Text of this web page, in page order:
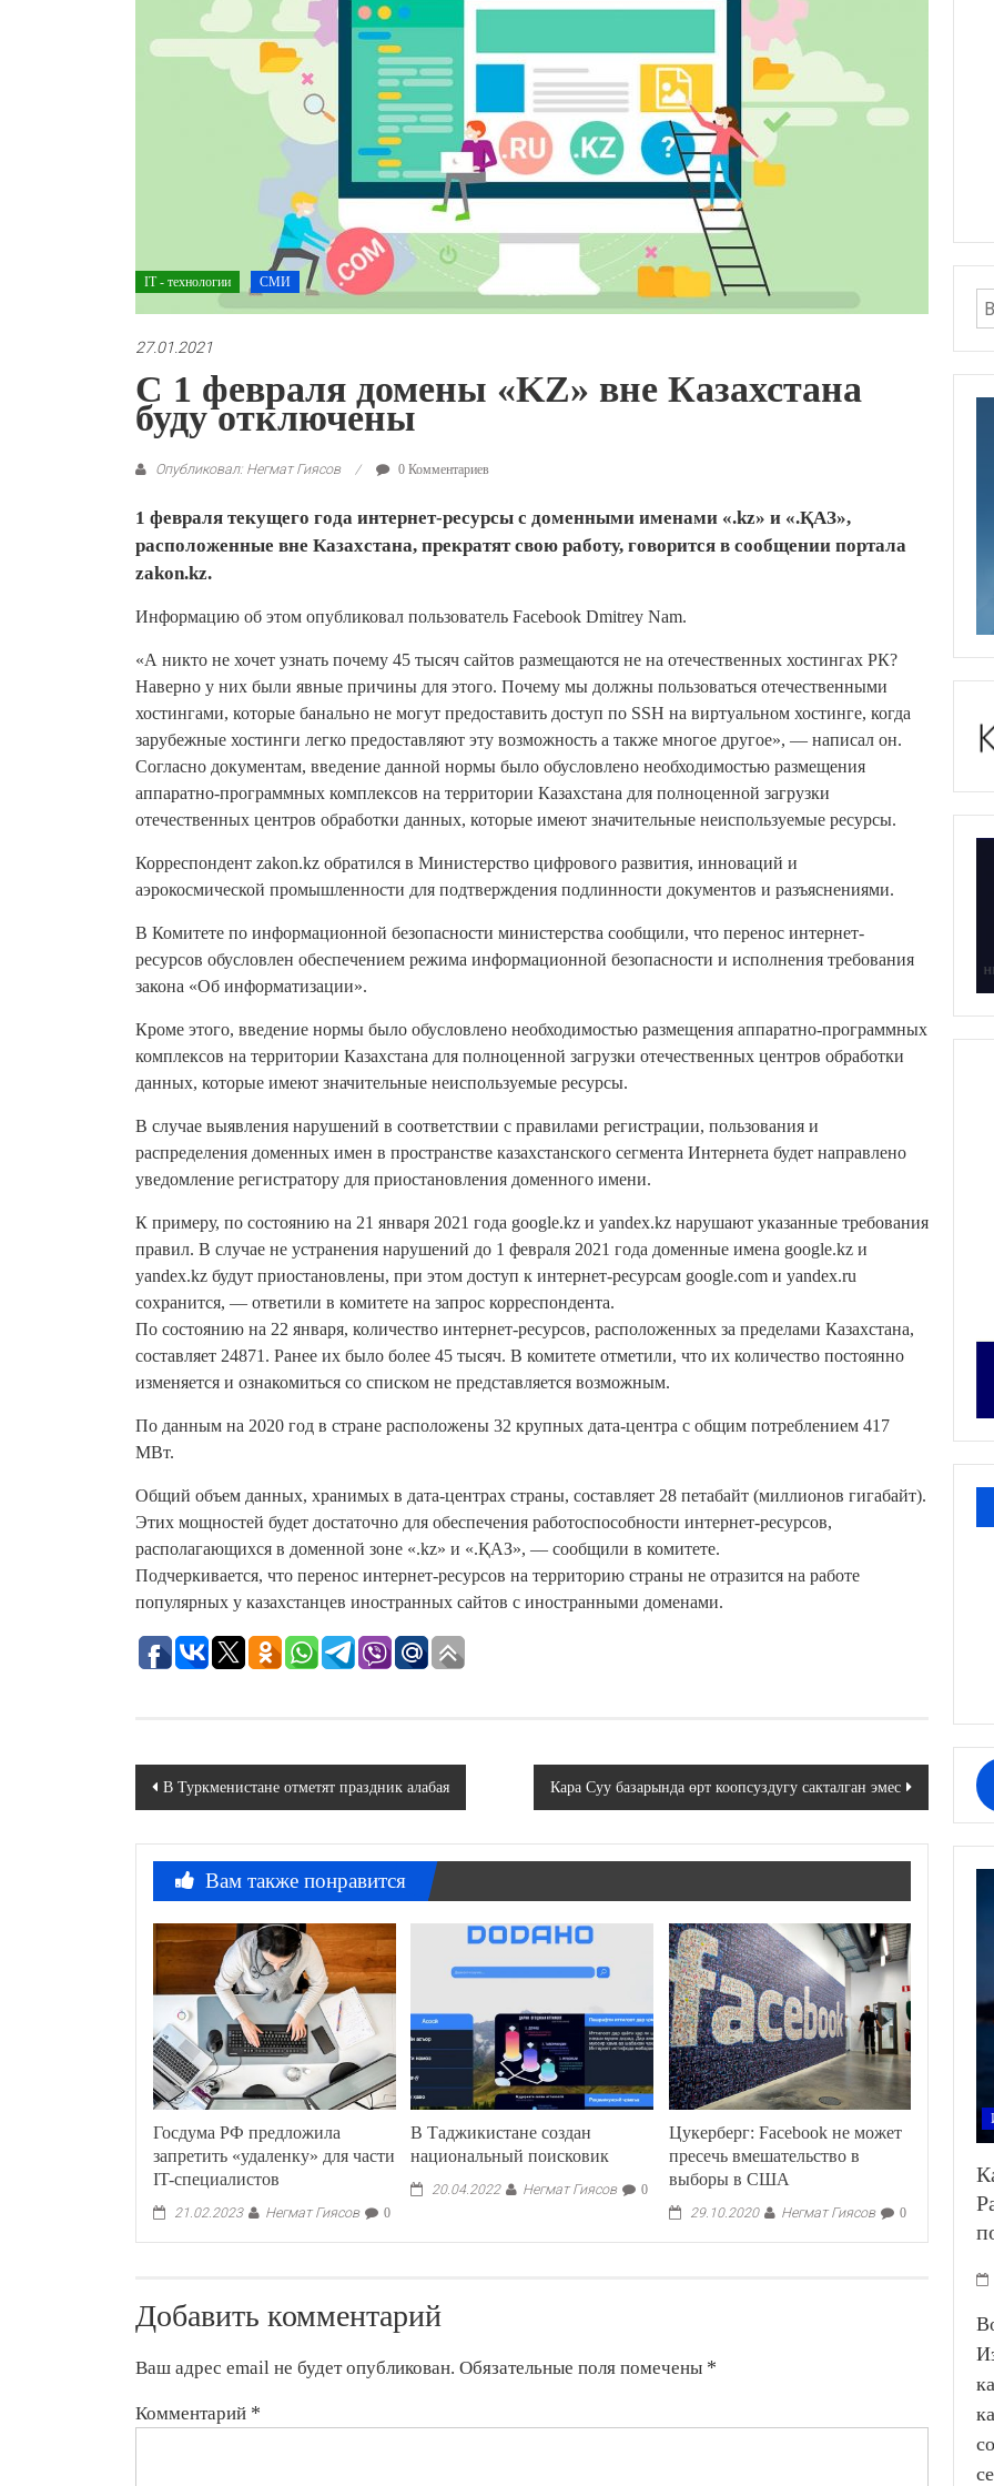
IT - технологии СМИ
27.01.2021
С 1 февраля домены «KZ» вне Казахстана
буду отключены
Опубликовал: Негмат Гиясов 0 Комментариев
1 февраля текущего года интернет-ресурсы с доменными именами «.kz» и «.ҚАЗ»,
расположенные вне Казахстана, прекратят свою работу, говорится в сообщении портала
zakon.kz.
Информацию об этом опубликовал пользователь Facebook Dmitrey Nam.
«А никто не хочет узнать почему 45 тысяч сайтов размещаются не на отечественных хостингах РК?
Наверно у них были явные причины для этого. Почему мы должны пользоваться отечественными
хостингами, которые банально не могут предоставить доступ по SSH на виртуальном хостинге, когда
зарубежные хостинги легко предоставляют эту возможность а также многое другое», — написал он.
Согласно документам, введение данной нормы было обусловлено необходимостью размещения
аппаратно-программных комплексов на территории Казахстана для полноценной загрузки
отечественных центров обработки данных, которые имеют значительные неиспользуемые ресурсы.
Корреспондент zakon.kz обратился в Министерство цифрового развития, инноваций и
аэрокосмической промышленности для подтверждения подлинности документов и разъяснениями.
В Комитете по информационной безопасности министерства сообщили, что перенос интернет-
ресурсов обусловлен обеспечением режима информационной безопасности и исполнения требования
закона «Об информатизации».
Кроме этого, введение нормы было обусловлено необходимостью размещения аппаратно-программных
комплексов на территории Казахстана для полноценной загрузки отечественных центров обработки
данных, которые имеют значительные неиспользуемые ресурсы.
В случае выявления нарушений в соответствии с правилами регистрации, пользования и
распределения доменных имен в пространстве казахстанского сегмента Интернета будет направлено
уведомление регистратору для приостановления доменного имени.
К примеру, по состоянию на 21 января 2021 года google.kz и yandex.kz нарушают указанные требования
правил. В случае не устранения нарушений до 1 февраля 2021 года доменные имена google.kz и
yandex.kz будут приостановлены, при этом доступ к интернет-ресурсам google.com и yandex.ru
сохранится, — ответили в комитете на запрос корреспондента.
По состоянию на 22 января, количество интернет-ресурсов, расположенных за пределами Казахстана,
составляет 24871. Ранее их было более 45 тысяч. В комитете отметили, что их количество постоянно
изменяется и ознакомиться со списком не представляется возможным.
По данным на 2020 год в стране расположены 32 крупных дата-центра с общим потреблением 417
МВт.
Общий объем данных, хранимых в дата-центрах страны, составляет 28 петабайт (миллионов гигабайт).
Этих мощностей будет достаточно для обеспечения работоспособности интернет-ресурсов,
располагающихся в доменной зоне «.kz» и «.ҚАЗ», — сообщили в комитете.
Подчеркивается, что перенос интернет-ресурсов на территорию страны не отразится на работе
популярных у казахстанцев иностранных сайтов с иностранными доменами.
Навигация
записям
В Туркменистане отметят праздник алабая Кара Суу базарында өрт коопсуздугу сакталган эмес
Вам также понравится
Госдума РФ предложила
запретить «удаленку» для части
IT-специалистов
21.02.2023 Негмат Гиясов 0
В Таджикистане создан
национальный поисковик
20.04.2022 Негмат Гиясов 0
Цукерберг: Facebook не может
пресечь вмешательство в
выборы в США
29.10.2020 Негмат Гиясов 0
Добавить комментарий
Ваш адрес email не будет опубликован. Обязательные поля помечены *
Комментарий *